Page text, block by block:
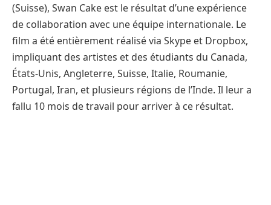
(Suisse), Swan Cake est le résultat d’une expérience
de collaboration avec une équipe internationale. Le
film a été entièrement réalisé via Skype et Dropbox,
impliquant des artistes et des étudiants du Canada,
États-Unis, Angleterre, Suisse, Italie, Roumanie,
Portugal, Iran, et plusieurs régions de l’Inde. Il leur a
fallu 10 mois de travail pour arriver à ce résultat.